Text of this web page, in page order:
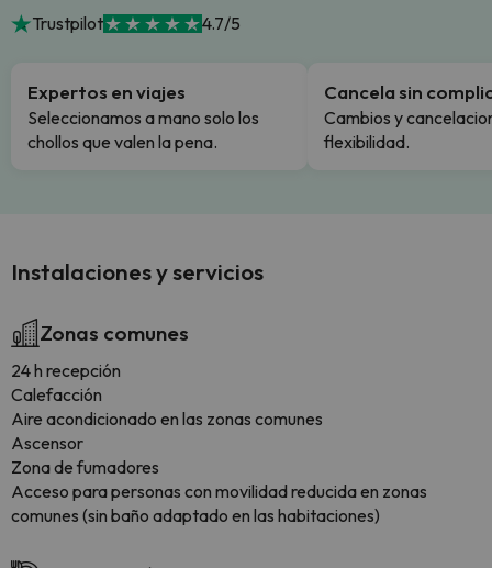
Trustpilot 4.7/5
Expertos en viajes
Seleccionamos a mano solo los
chollos que valen la pena.
Cancela sin
Cambios y
flexibilidad.
Instalaciones y servicios
Zonas comunes
24 h recepción
Calefacción
Aire acondicionado en las zonas comunes
Ascensor
Zona de fumadores
Acceso para personas con movilidad reducida en zonas
comunes (sin baño adaptado en las habitaciones)